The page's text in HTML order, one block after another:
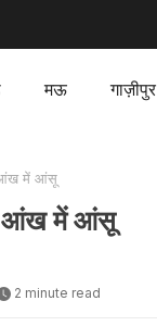
मऊ गाज़ीपुर
आंख में आंसू
आंख में आंसू
2 minute read